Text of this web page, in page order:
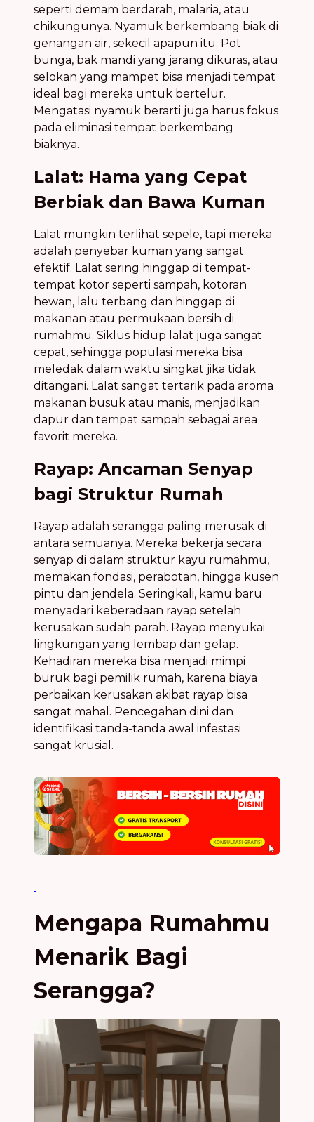
seperti demam berdarah, malaria, atau
chikungunya. Nyamuk berkembang biak di
genangan air, sekecil apapun itu. Pot
bunga, bak mandi yang jarang dikuras, atau
selokan yang mampet bisa menjadi tempat
ideal bagi mereka untuk bertelur.
Mengatasi nyamuk berarti juga harus fokus
pada eliminasi tempat berkembang
biaknya.
Lalat: Hama yang Cepat
Berbiak dan Bawa Kuman
Lalat mungkin terlihat sepele, tapi mereka
adalah penyebar kuman yang sangat
efektif. Lalat sering hinggap di tempat-
tempat kotor seperti sampah, kotoran
hewan, lalu terbang dan hinggap di
makanan atau permukaan bersih di
rumahmu. Siklus hidup lalat juga sangat
cepat, sehingga populasi mereka bisa
meledak dalam waktu singkat jika tidak
ditangani. Lalat sangat tertarik pada aroma
makanan busuk atau manis, menjadikan
dapur dan tempat sampah sebagai area
favorit mereka.
Rayap: Ancaman Senyap
bagi Struktur Rumah
Rayap adalah serangga paling merusak di
antara semuanya. Mereka bekerja secara
senyap di dalam struktur kayu rumahmu,
memakan fondasi, perabotan, hingga kusen
pintu dan jendela. Seringkali, kamu baru
menyadari keberadaan rayap setelah
kerusakan sudah parah. Rayap menyukai
lingkungan yang lembap dan gelap.
Kehadiran mereka bisa menjadi mimpi
buruk bagi pemilik rumah, karena biaya
perbaikan kerusakan akibat rayap bisa
sangat mahal. Pencegahan dini dan
identifikasi tanda-tanda awal infestasi
sangat krusial.
Mengapa Rumahmu
Menarik Bagi
Serangga?